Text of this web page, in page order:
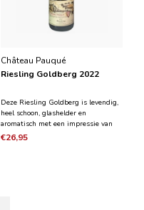
Château Pauqué
Riesling Goldberg 2022
Deze Riesling Goldberg is levendig,
heel schoon, glashelder en
aromatisch met een impressie van
groene pruimen en rijpe peer. Het is
€26,95